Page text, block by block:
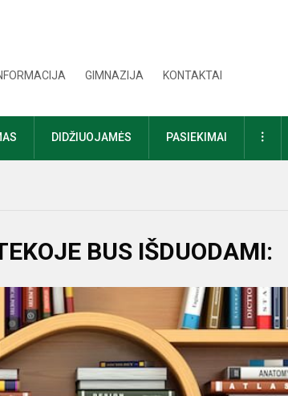
GIMNAZIJA KONTAKTAI
DIDŽIUOJAMĖS PASIEKIMAI
BUS IŠDUODAMI: